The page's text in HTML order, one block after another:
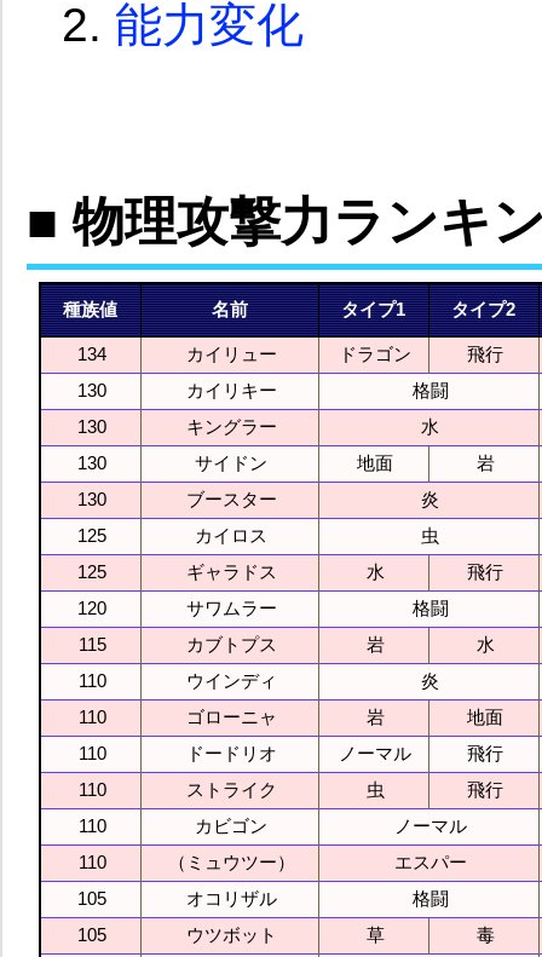
能力変化
■ 物理攻撃力ランキ
種族値 名前 タイプ1 タイプ2
134 カイリュー ドラゴン
飛行
130
カイリキー
格闘
130
キングラー
水
130
サイドン 地面
岩
130
ブースター
炎
125
カイロス
虫
125
ギャラドス 水
飛行
120
サワムラー
格闘
115
カブトプス 岩
水
110
ウインディ
炎
110
ゴローニャ 岩
地面
110
ドードリオ ノーマル
飛行
110
ストライク 虫
飛行
110
カビゴン
ノーマル
110
（ミュウツー）
エスパー
105
オコリザル
格闘
105
ウツボット 草
毒